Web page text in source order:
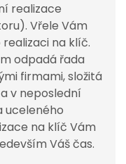
realizace
Vřele Vám
na klíč.
odpadá řada
firmami, složitá
v neposlední
uceleného
na klíč Vám
Váš čas.